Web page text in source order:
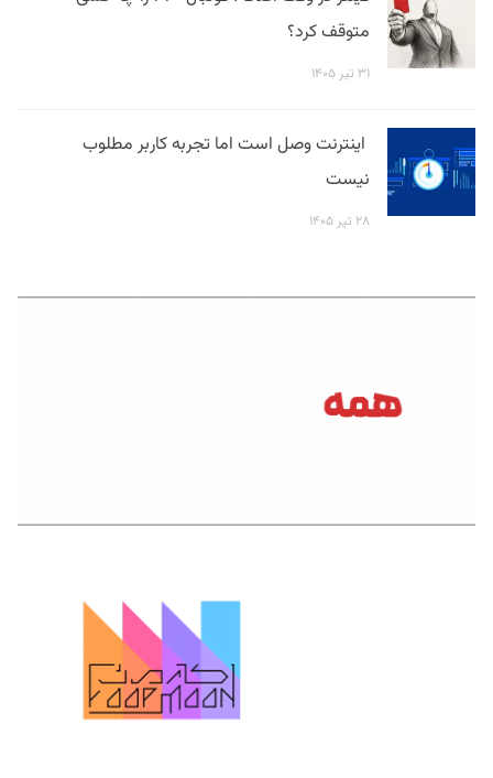
متوقف کرد؟
۳۱ تیر ۱۴۰۵
اینترنت وصل است اما تجربه کاربر مطلوب
نیست
۲۸ تیر ۱۴۰۵